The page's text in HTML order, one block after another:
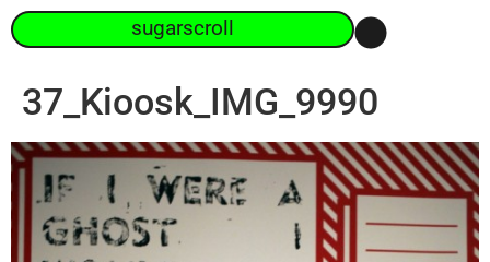
sugarscroll
37_Kioosk_IMG_9990